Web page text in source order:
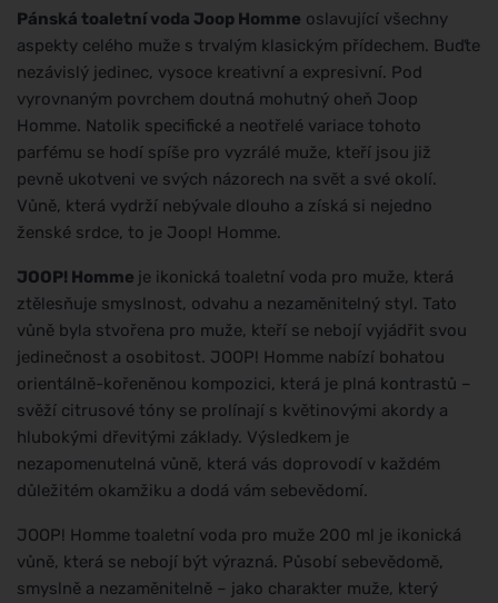
Pánská toaletní voda Joop Homme oslavující všechny
aspekty celého muže s trvalým klasickým přídechem. Buďte
nezávislý jedinec, vysoce kreativní a expresivní. Pod
vyrovnaným povrchem doutná mohutný oheň Joop
Homme. Natolik specifické a neotřelé variace tohoto
parfému se hodí spíše pro vyzrálé muže, kteří jsou již
pevně ukotveni ve svých názorech na svět a své okolí.
Vůně, která vydrží nebývale dlouho a získá si nejedno
ženské srdce, to je Joop! Homme.
JOOP! Homme je ikonická toaletní voda pro muže, která
ztělesňuje smyslnost, odvahu a nezaměnitelný styl. Tato
vůně byla stvořena pro muže, kteří se nebojí vyjádřit svou
jedinečnost a osobitost. JOOP! Homme nabízí bohatou
orientálně-kořeněnou kompozici, která je plná kontrastů –
svěží citrusové tóny se prolínají s květinovými akordy a
hlubokými dřevitými základy. Výsledkem je
nezapomenutelná vůně, která vás doprovodí v každém
důležitém okamžiku a dodá vám sebevědomí.
JOOP! Homme toaletní voda pro muže 200 ml je ikonická
vůně, která se nebojí být výrazná. Působí sebevědomě,
smyslně a nezaměnitelně – jako charakter muže, který